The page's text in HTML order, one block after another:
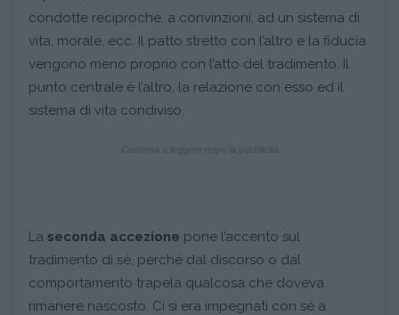
condotte reciproche, a convinzioni, ad un sistema di
vita, morale, ecc. Il patto stretto con l’altro e la fiducia
vengono meno proprio con l’atto del tradimento. Il
punto centrale è l’altro, la relazione con esso ed il
sistema di vita condiviso.
La seconda accezione pone l’accento sul
tradimento di sé, perché dal discorso o dal
comportamento trapela qualcosa che doveva
rimanere nascosto. Ci si era impegnati con sé a